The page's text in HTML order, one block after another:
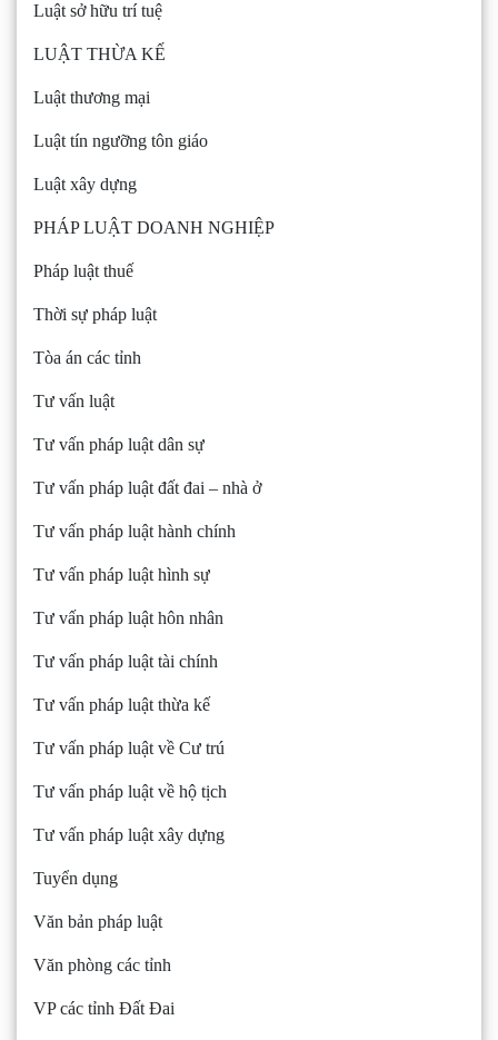
Luật sở hữu trí tuệ
LUẬT THỪA KẾ
Luật thương mại
Luật tín ngưỡng tôn giáo
Luật xây dựng
PHÁP LUẬT DOANH NGHIỆP
Pháp luật thuế
Thời sự pháp luật
Tòa án các tỉnh
Tư vấn luật
Tư vấn pháp luật dân sự
Tư vấn pháp luật đất đai – nhà ở
Tư vấn pháp luật hành chính
Tư vấn pháp luật hình sự
Tư vấn pháp luật hôn nhân
Tư vấn pháp luật tài chính
Tư vấn pháp luật thừa kế
Tư vấn pháp luật về Cư trú
Tư vấn pháp luật về hộ tịch
Tư vấn pháp luật xây dựng
Tuyển dụng
Văn bản pháp luật
Văn phòng các tỉnh
VP các tỉnh Đất Đai